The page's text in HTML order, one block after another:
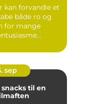
kan forvandle et
både ro og
for mange
sep
til en